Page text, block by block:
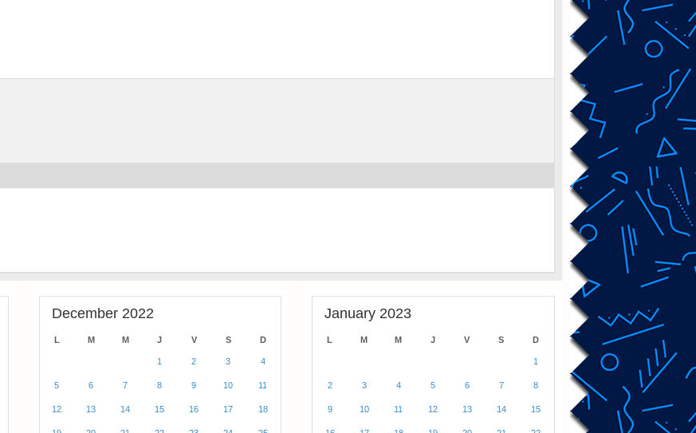
December 2022
L M M J V S D
1 2 3 4
5 6 7 8 9 10 11
12 13 14 15 16 17 18
January 2023
L M M J V S D
1
2 3 4 5 6 7 8
9 10 11 12 13 14 15